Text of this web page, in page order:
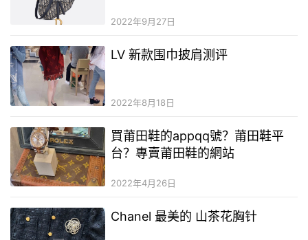
2022年9月27日
LV 新款围巾披肩测评
2022年8月18日
買莆田鞋的appqq號？莆田鞋平
台？專賣莆田鞋的網站
2022年4月26日
Chanel 最美的 山茶花胸针